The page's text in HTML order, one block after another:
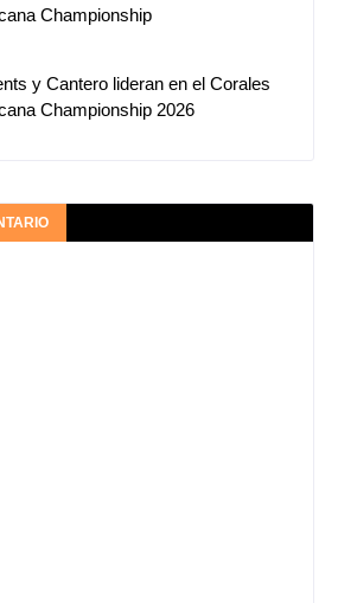
Championship
y Cantero lideran en el Corales
Championship 2026